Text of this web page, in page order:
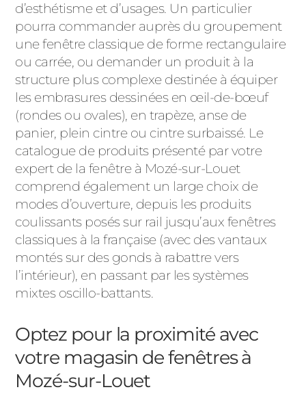
d’esthétisme et d’usages. Un particulier
pourra commander auprès du groupement
une fenêtre classique de forme rectangulaire
ou carrée, ou demander un produit à la
structure plus complexe destinée à équiper
les embrasures dessinées en œil-de-bœuf
(rondes ou ovales), en trapèze, anse de
panier, plein cintre ou cintre surbaissé. Le
catalogue de produits présenté par votre
expert de la fenêtre à Mozé-sur-Louet
comprend également un large choix de
modes d’ouverture, depuis les produits
coulissants posés sur rail jusqu’aux fenêtres
classiques à la française (avec des vantaux
montés sur des gonds à rabattre vers
l’intérieur), en passant par les systèmes
mixtes oscillo-battants.
Optez pour la proximité avec
votre magasin de fenêtres à
Mozé-sur-Louet